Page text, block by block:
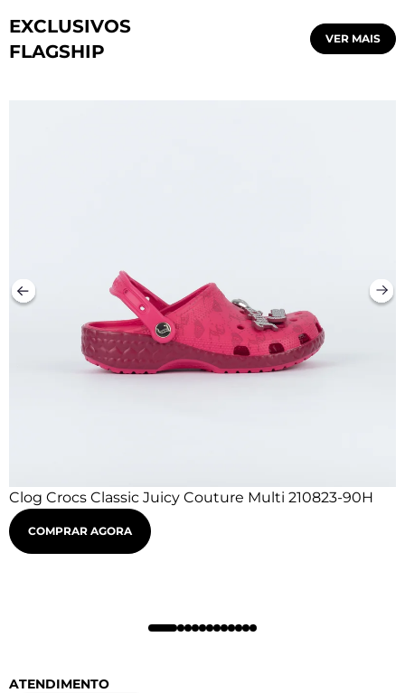
EXCLUSIVOS
FLAGSHIP
VER MAIS
Clog Crocs Classic Juicy Couture Multi 210823-90H
COMPRAR AGORA
ATENDIMENTO